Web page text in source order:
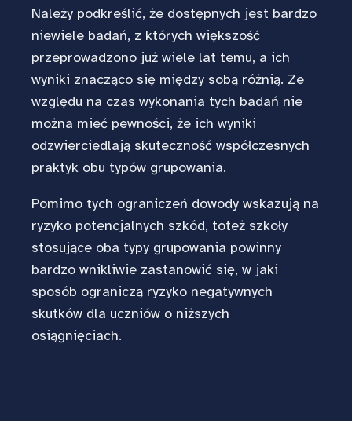
Należy podkreślić, że dostępnych jest bardzo
niewiele badań, z których większość
przeprowadzono już wiele lat temu, a ich
wyniki znacząco się między sobą różnią. Ze
względu na czas wykonania tych badań nie
można mieć pewności, że ich wyniki
odzwierciedlają skuteczność współczesnych
praktyk obu typów grupowania.
Pomimo tych ograniczeń dowody wskazują na
ryzyko potencjalnych szkód, toteż szkoły
stosujące oba typy grupowania powinny
bardzo wnikliwie zastanowić się, w jaki
sposób ograniczą ryzyko negatywnych
skutków dla uczniów o niższych
osiągnięciach.